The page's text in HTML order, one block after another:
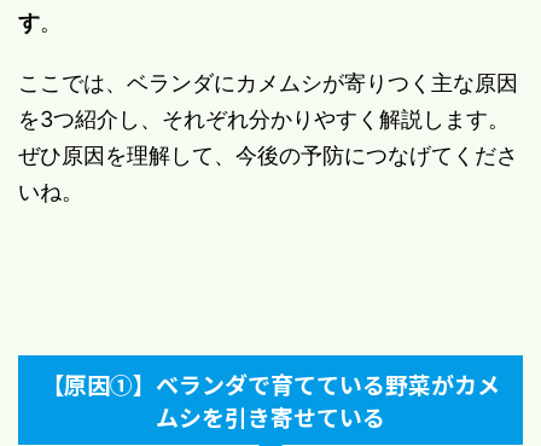
す。
ここでは、ベランダにカメムシが寄りつく主な原因
を3つ紹介し、それぞれ分かりやすく解説します。
ぜひ原因を理解して、今後の予防につなげてくださ
いね。
【原因①】ベランダで育てている野菜がカメ
ムシを引き寄せている